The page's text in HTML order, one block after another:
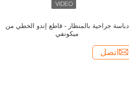
دباسة جراحية بالمنظار - قاطع إندو الخطي من
ميكونفي
اتصل